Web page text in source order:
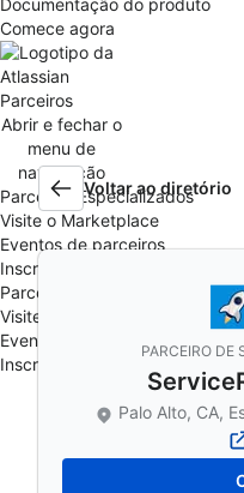
Documentação do produto
Comece agora
Parceiros
Abrir e fechar o
menu de
navegação
Parceiros Especializados
Visite o Marketplace
Eventos de parceiros
Inscreva-se no programa
Parceiros Especializados
Visite o Marketplace
Eventos de parceiros
Inscreva-se no programa
Voltar ao diretório
PARCEIRO DE
Palo Alto, CA,